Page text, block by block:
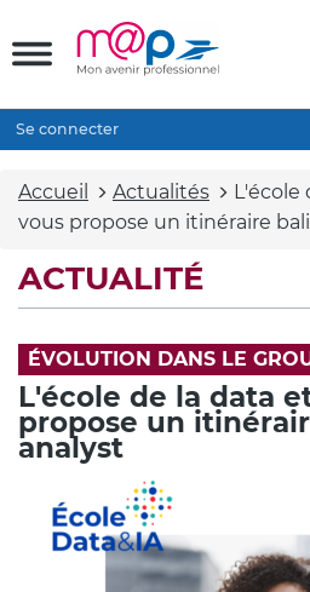
Se connecter
Accueil Actualités
L'école
vous propose un itinéraire
ACTUALITÉ
ÉVOLUTION DANS LE
L'école de la data
propose un
analyst